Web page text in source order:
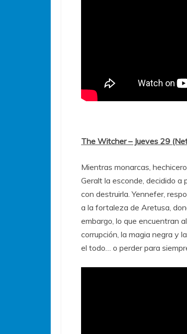
The Witcher – Jueves 29
Mientras monarcas,
Geralt la esconde, decidido a
con destruirla. Yennefer,
a la fortaleza de Aretusa,
embargo, lo que encuentran
corrupción, la magia negra y
el todo… o perder para